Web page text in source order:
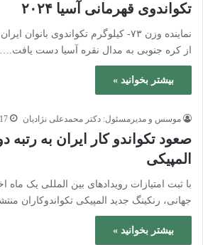
تکواندوی قهرمانی آسیا ۲۰۲۴
نماینده وزن ۷۳- کیلوگرم تکواندوی
از کره جنوبی به مدال نقره آسیا دست یافت.…
بیشتر بخوانید »
موسس و مدیرمسئول: دکتر محمدعلی نژادیان 17 اردیبهشت 1403 02:12
صعود تکواندو کار ایران به رتبه
المپیکی
با ثبت امتیازات رویداد‌های بین المللی یک
جهانی، رنکینگ جدید المپیکی تکواندوکاران
بیشتر بخوانید »